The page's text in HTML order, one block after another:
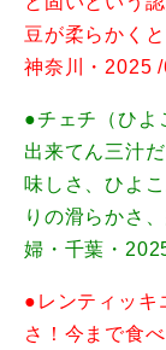
豆が柔らかく
神奈川・2025 /
●チェチ（ひよ
出来てん三汁
味しさ、ひよ
りの滑らかさ
婦・千葉・
●レンティッキ
さ！今まで食